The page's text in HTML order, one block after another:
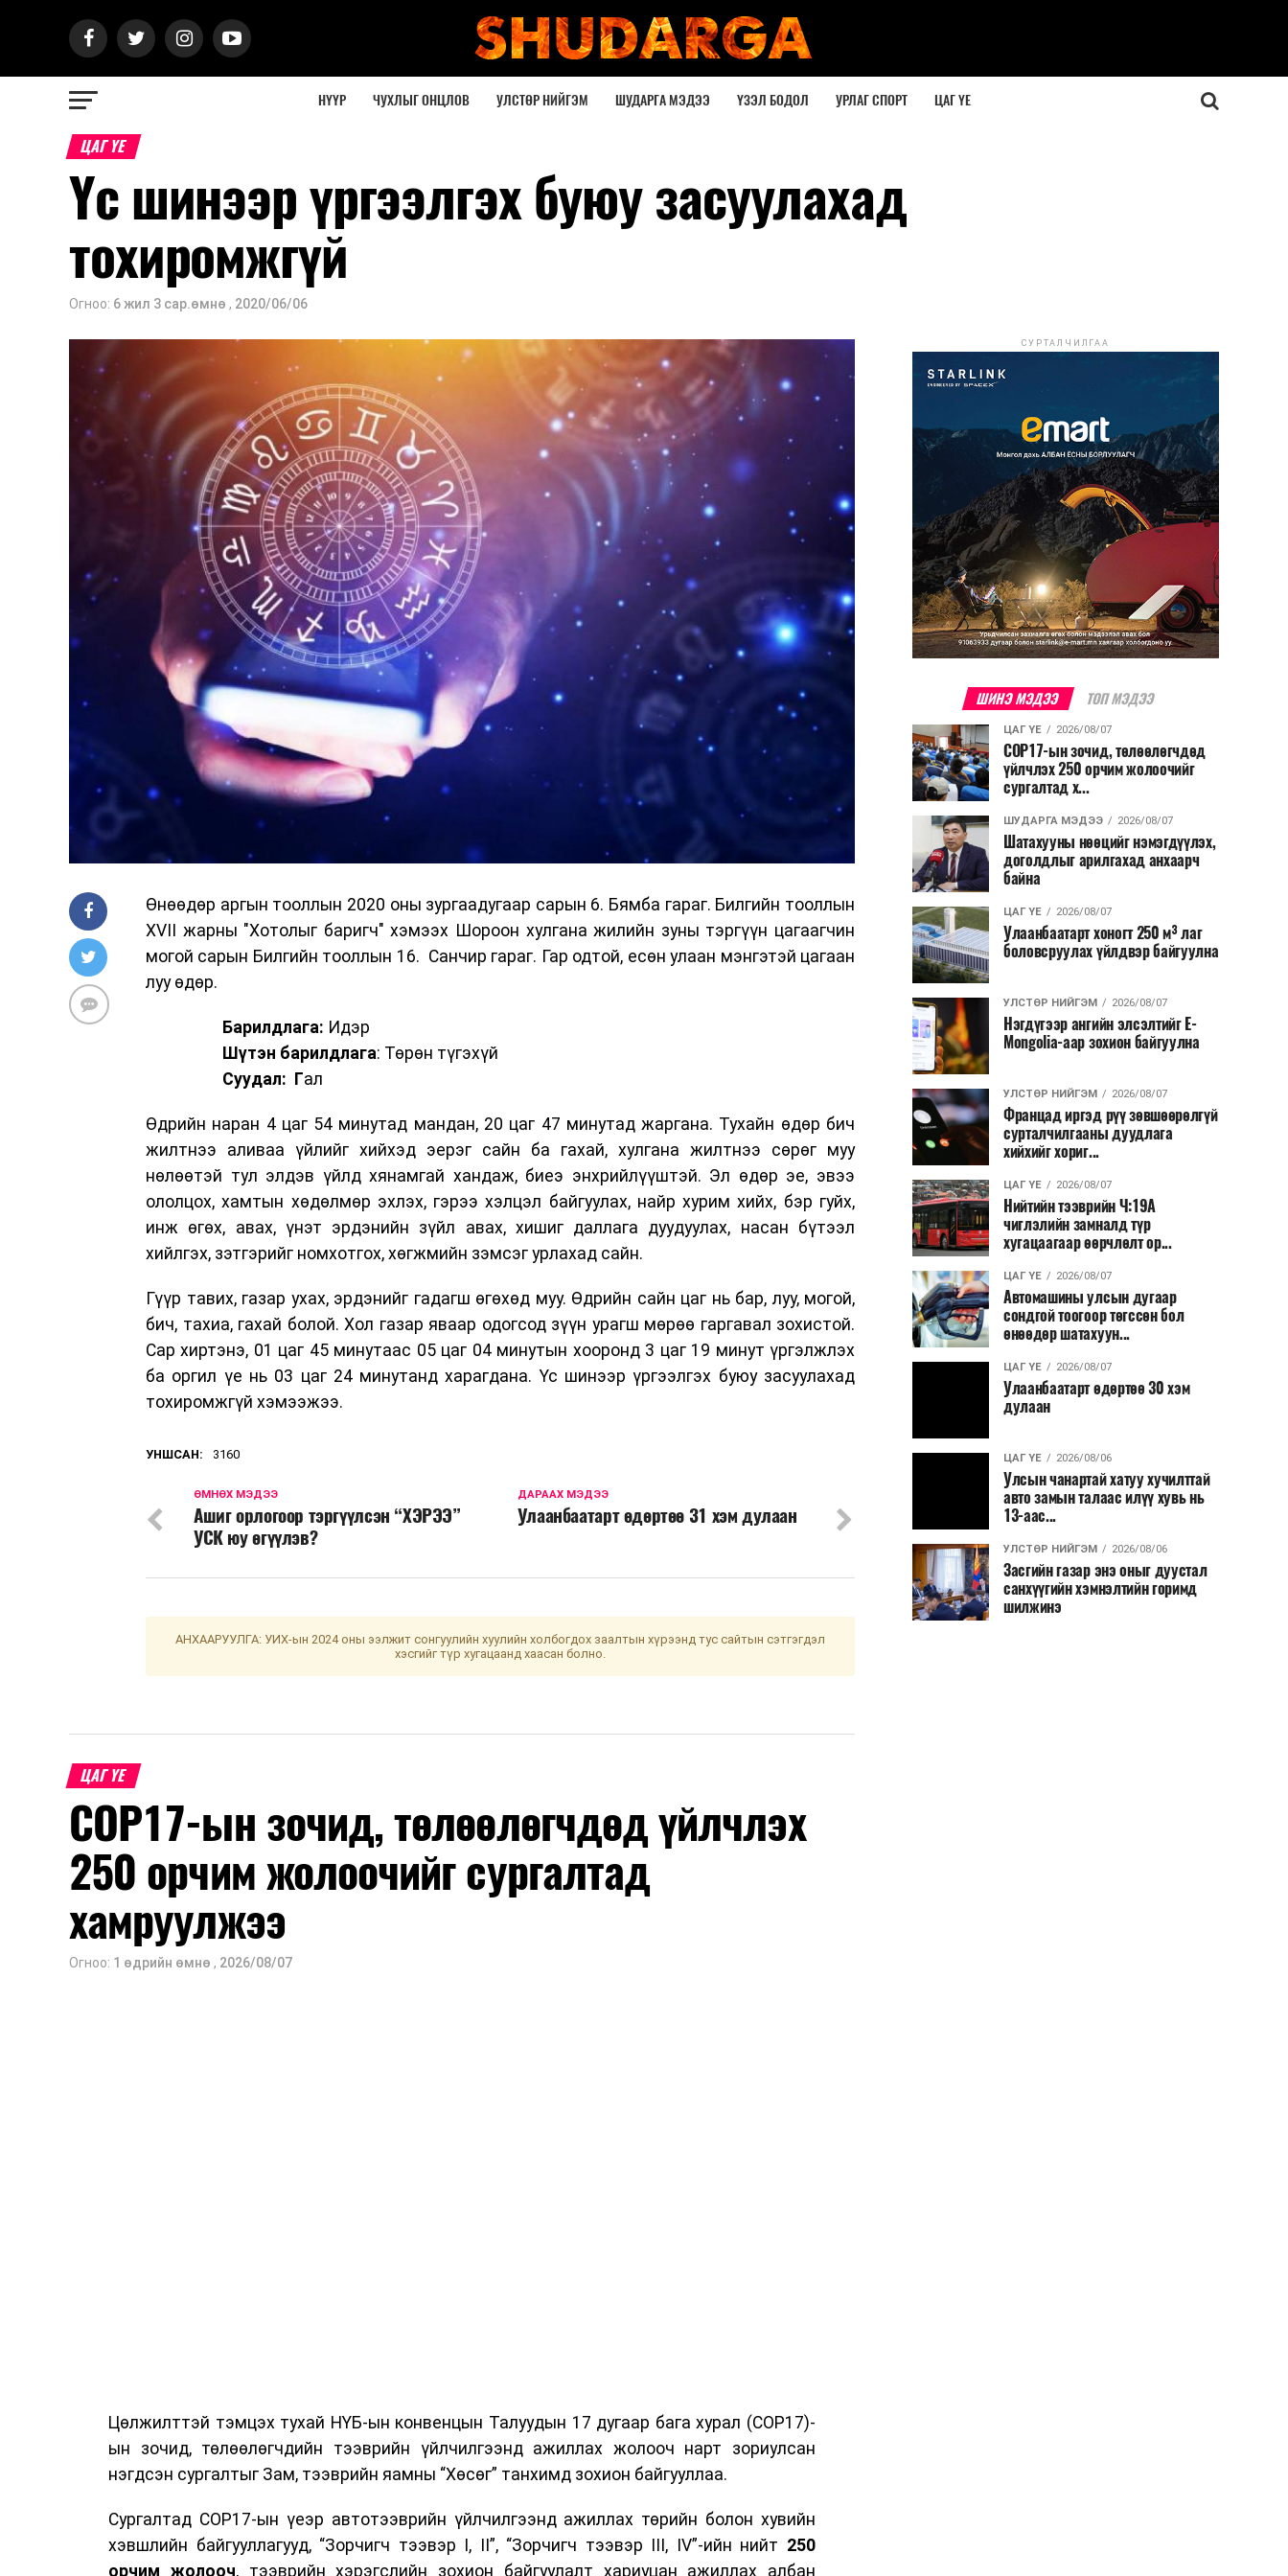
НҮҮР ЧУХЛЫГ ОНЦЛОВ УЛСТӨР НИЙГЭМ ШУДАРГА МЭДЭЭ ҮЗЭЛ БОДОЛ УРЛАГ СПОРТ ЦАГ ҮЕ
ЦАГ ҮЕ
Үс шинээр үргээлгэх буюу засуулахад
тохиромжгүй
Огноо: 6 жил 3 сар.өмнө , 2020/06/06
Өнөөдөр аргын тооллын 2020 оны зургаадугаар сарын 6. Бямба гараг. Билгийн тооллын
XVII жарны "Хотолыг баригч" хэмээх Шороон хулгана жилийн зуны тэргүүн цагаагчин
могой сарын Билгийн тооллын 16. Санчир гараг. Гар одтой, есөн улаан мэнгэтэй цагаан
луу өдөр.
Барилдлага: Идэр
Шүтэн барилдлага: Төрөн түгэхүй
Суудал: Гал
Өдрийн наран 4 цаг 54 минутад мандан, 20 цаг 47 минутад жаргана. Тухайн өдөр бич
жилтнээ аливаа үйлийг хийхэд эерэг сайн ба гахай, хулгана жилтнээ сөрөг муу
нөлөөтэй тул элдэв үйлд хянамгай хандаж, биеэ энхрийлүүштэй. Эл өдөр эе, эвээ
ололцох, хамтын хөдөлмөр эхлэх, гэрээ хэлцэл байгуулах, найр хурим хийх, бэр гуйх,
инж өгөх, авах, үнэт эрдэнийн зүйл авах, хишиг даллага дуудуулах, насан бүтээл
хийлгэх, зэтгэрийг номхотгох, хөгжмийн зэмсэг урлахад сайн.
Гүүр тавих, газар ухах, эрдэнийг гадагш өгөхөд муу. Өдрийн сайн цаг нь бар, луу, могой,
бич, тахиа, гахай болой. Хол газар яваар одогсод зүүн урагш мөрөө гаргавал зохистой.
Сар хиртэнэ, 01 цаг 45 минутаас 05 цаг 04 минутын хооронд 3 цаг 19 минут үргэлжлэх
ба оргил үе нь 03 цаг 24 минутанд харагдана. Үс шинээр үргээлгэх буюу засуулахад
тохиромжгүй хэмээжээ.
УНШСАН: 3160
ДАРААХ МЭДЭЭ
Улаанбаатарт өдөртөө 31 хэм дулаан
ӨМНӨХ МЭДЭЭ
Ашиг орлогоор тэргүүлсэн “ХЭРЭЭ”
УСК юу өгүүлэв?
АНХААРУУЛГА: УИХ-ын 2024 оны ээлжит сонгуулийн хуулийн холбогдох заалтын хүрээнд тус сайтын сэтгэгдэл
хэсгийг түр хугацаанд хаасан болно.
ЦАГ ҮЕ
COP17-ын зочид, төлөөлөгчдөд үйлчлэх
250 орчим жолоочийг сургалтад
хамруулжээ
Огноо: 1 өдрийн өмнө , 2026/08/07
Цөлжилттэй тэмцэх тухай НҮБ-ын конвенцын Талуудын 17 дугаар бага хурал (COP17)-
ын зочид, төлөөлөгчдийн тээврийн үйлчилгээнд ажиллах жолооч нарт зориулсан
нэгдсэн сургалтыг Зам, тээврийн яамны “Хөсөг” танхимд зохион байгууллаа.
Сургалтад COP17-ын үеэр автотээврийн үйлчилгээнд ажиллах төрийн болон хувийн
хэвшлийн байгууллагууд, “Зорчигч тээвэр I, II”, “Зорчигч тээвэр III, IV”-ийн нийт 250
орчим жолооч, тээврийн хэрэгслийн зохион байгуулалт хариуцан ажиллах албан
СУРТАЛЧИЛГАА
ШИНЭ МЭДЭЭ ТОП МЭДЭЭ
ЦАГ ҮЕ 2026/08/07
COP17-ын зочид, төлөөлөгчдөд
үйлчлэх 250 орчим жолоочийг
сургалтад х...
ШУДАРГА МЭДЭЭ 2026/08/07
Шатахууны нөөцийг нэмэгдүүлэх,
доголдлыг арилгахад анхаарч
байна
ЦАГ ҮЕ 2026/08/07
Улаанбаатарт хоногт 250 м³ лаг
боловсруулах үйлдвэр байгуулна
УЛСТӨР НИЙГЭМ 2026/08/07
Нэгдүгээр ангийн элсэлтийг E-
Mongolia-аар зохион байгуулна
УЛСТӨР НИЙГЭМ 2026/08/07
Францад иргэд рүү зөвшөөрөлгүй
сурталчилгааны дуудлага
хийхийг хориг...
ЦАГ ҮЕ 2026/08/07
Нийтийн тээврийн Ч:19А
чиглэлийн замналд түр
хугацаагаар өөрчлөлт ор...
ЦАГ ҮЕ 2026/08/07
Автомашины улсын дугаар
сондгой тоогоор төгссөн бол
өнөөдөр шатахуун...
ЦАГ ҮЕ 2026/08/07
Улаанбаатарт өдөртөө 30 хэм
дулаан
ЦАГ ҮЕ 2026/08/06
Улсын чанартай хатуу хучилттай
авто замын талаас илүү хувь нь
13-аас...
УЛСТӨР НИЙГЭМ 2026/08/06
Засгийн газар энэ оныг дуустал
санхүүгийн хэмнэлтийн горимд
шилжинэ